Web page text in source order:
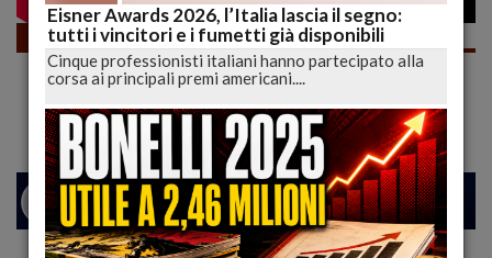
Fumetti
BONELLI SU DRAGONERO NON È GIUSTO!
O SBAGLIO? | lucadeejay
MILANO 26 29
Eisner Awards 2026, l’Italia lascia il segno:
tutti i vincitori e i fumetti già disponibili
Cinque professionisti italiani hanno partecipato alla
corsa ai principali premi americani....